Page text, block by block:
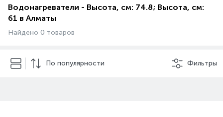
Водонагреватели - Высота, см: 74.8; Высота, см:
61 в Алматы
Найдено 0 товаров
По популярности Фильтры